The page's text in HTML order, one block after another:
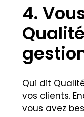
4.
Qui dit
vos clients.
vous avez